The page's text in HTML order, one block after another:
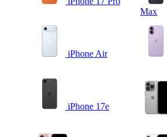
Max
iPhone Air
iPhone 17e